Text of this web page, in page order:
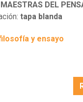
DEL
tapa blanda
y ensayo